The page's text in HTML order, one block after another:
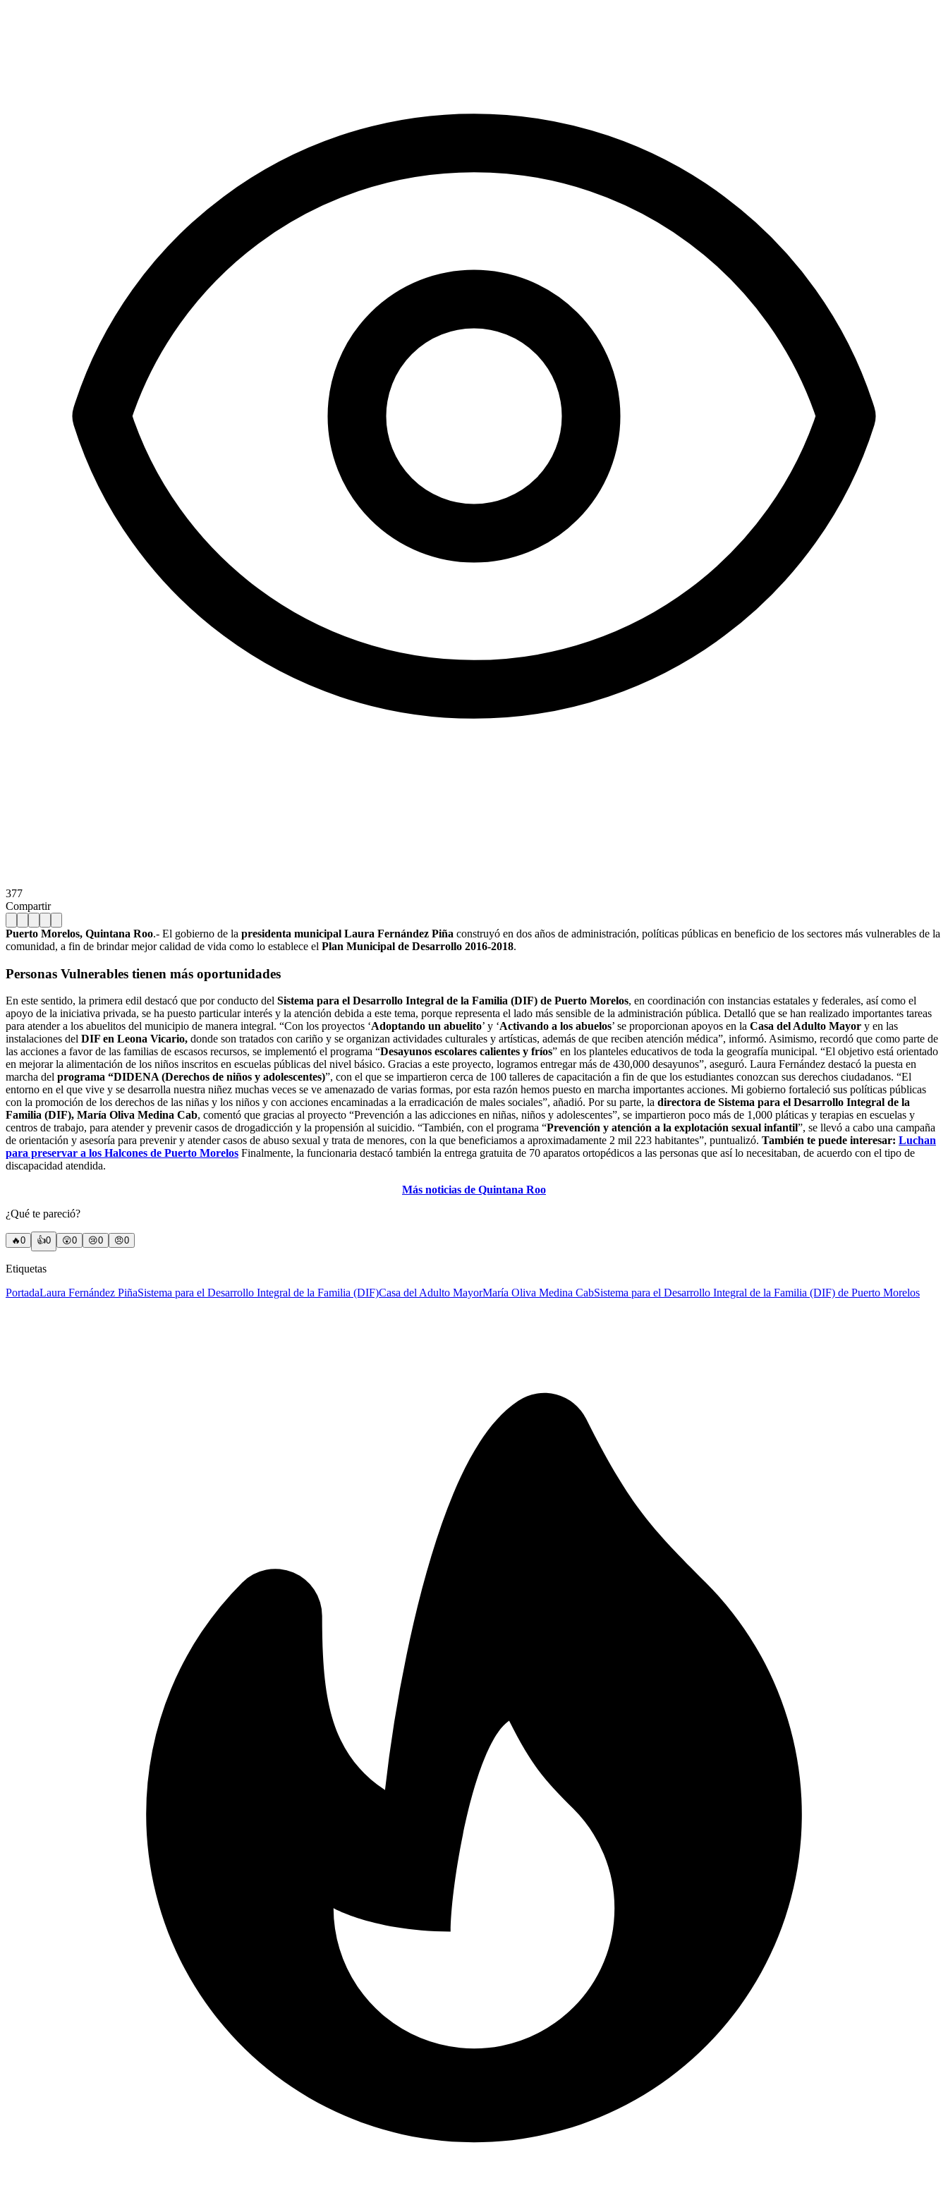
377
Compartir
Puerto Morelos, Quintana Roo.- El gobierno de la presidenta municipal Laura Fernández Piña construyó en dos años de administración, políticas públicas en beneficio de los sectores más vulnerables de la
comunidad, a fin de brindar mejor calidad de vida como lo establece el Plan Municipal de Desarrollo 2016-2018.
Personas Vulnerables tienen más oportunidades
En este sentido, la primera edil destacó que por conducto del Sistema para el Desarrollo Integral de la Familia (DIF) de Puerto Morelos, en coordinación con instancias estatales y federales, así como el
apoyo de la iniciativa privada, se ha puesto particular interés y la atención debida a este tema, porque representa el lado más sensible de la administración pública. Detalló que se han realizado importantes tareas
para atender a los abuelitos del municipio de manera integral. “Con los proyectos ‘Adoptando un abuelito’ y ‘Activando a los abuelos’ se proporcionan apoyos en la Casa del Adulto Mayor y en las
instalaciones del DIF en Leona Vicario, donde son tratados con cariño y se organizan actividades culturales y artísticas, además de que reciben atención médica”, informó. Asimismo, recordó que como parte de
las acciones a favor de las familias de escasos recursos, se implementó el programa “Desayunos escolares calientes y fríos” en los planteles educativos de toda la geografía municipal. “El objetivo está orientado
en mejorar la alimentación de los niños inscritos en escuelas públicas del nivel básico. Gracias a este proyecto, logramos entregar más de 430,000 desayunos”, aseguró. Laura Fernández destacó la puesta en
marcha del programa “DIDENA (Derechos de niños y adolescentes)”, con el que se impartieron cerca de 100 talleres de capacitación a fin de que los estudiantes conozcan sus derechos ciudadanos. “El
entorno en el que vive y se desarrolla nuestra niñez muchas veces se ve amenazado de varias formas, por esta razón hemos puesto en marcha importantes acciones. Mi gobierno fortaleció sus políticas públicas
con la promoción de los derechos de las niñas y los niños y con acciones encaminadas a la erradicación de males sociales”, añadió. Por su parte, la directora de Sistema para el Desarrollo Integral de la
Familia (DIF), María Oliva Medina Cab, comentó que gracias al proyecto “Prevención a las adicciones en niñas, niños y adolescentes”, se impartieron poco más de 1,000 pláticas y terapias en escuelas y
centros de trabajo, para atender y prevenir casos de drogadicción y la propensión al suicidio. “También, con el programa “Prevención y atención a la explotación sexual infantil”, se llevó a cabo una campaña
de orientación y asesoría para prevenir y atender casos de abuso sexual y trata de menores, con la que beneficiamos a aproximadamente 2 mil 223 habitantes”, puntualizó. También te puede interesar: Luchan
para preservar a los Halcones de Puerto Morelos Finalmente, la funcionaria destacó también la entrega gratuita de 70 aparatos ortopédicos a las personas que así lo necesitaban, de acuerdo con el tipo de
discapacidad atendida.
Más noticias de Quintana Roo
¿Qué te pareció?
🔥0 👍0 😲0 😢0 😠0
Etiquetas
PortadaLaura Fernández PiñaSistema para el Desarrollo Integral de la Familia (DIF)Casa del Adulto MayorMaría Oliva Medina CabSistema para el Desarrollo Integral de la Familia (DIF) de Puerto Morelos